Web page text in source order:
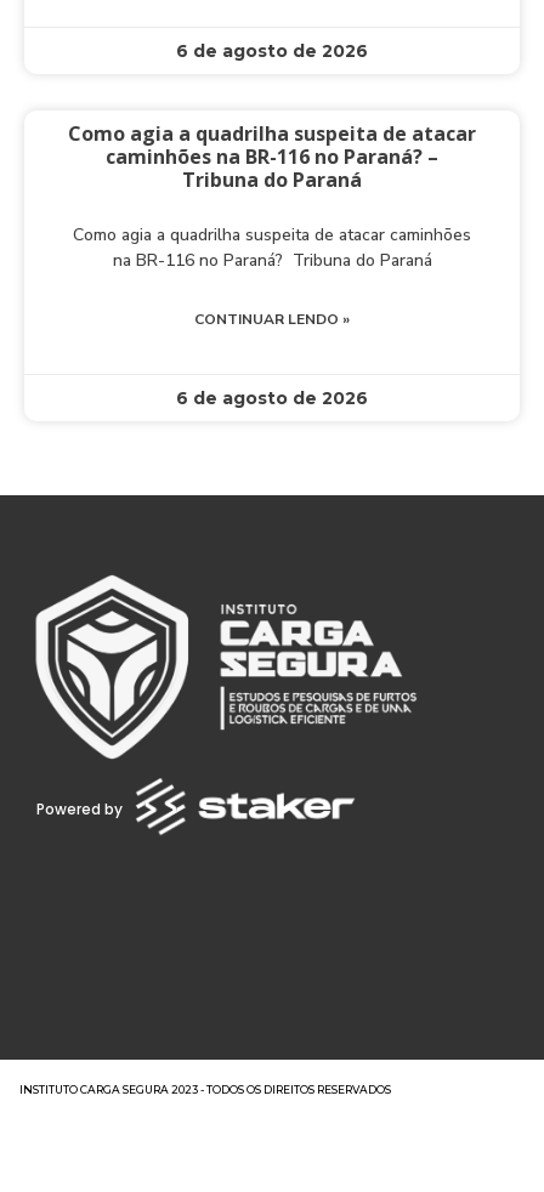
6 de agosto de 2026
Como agia a quadrilha suspeita de atacar
caminhões na BR-116 no Paraná? –
Tribuna do Paraná
Como agia a quadrilha suspeita de atacar caminhões
na BR-116 no Paraná? Tribuna do Paraná
CONTINUAR LENDO »
6 de agosto de 2026
Powered by
INSTITUTO CARGA SEGURA 2023 - TODOS OS DIREITOS RESERVADOS